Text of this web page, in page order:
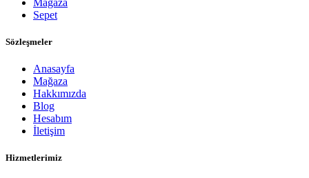
Sepet
Sözleşmeler
Anasayfa
Mağaza
Hakkımızda
Blog
Hesabım
İletişim
Hizmetlerimiz